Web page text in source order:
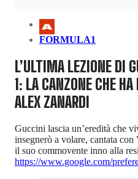
FORMULA1
L’ULTIMA LEZIONE DI
1: LA CANZONE CHE
ALEX ZANARDI
Guccini lascia un’eredità che
insegnerò a volare, cantata
il suo commovente inno alla
https://www.google.com/